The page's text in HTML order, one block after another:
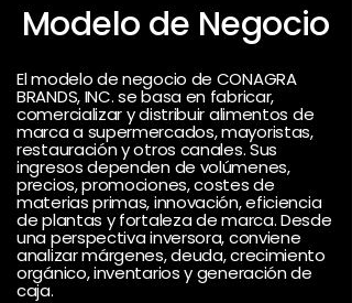
Modelo de Negocio
El modelo de negocio de CONAGRA
BRANDS, INC. se basa en fabricar,
comercializar y distribuir alimentos de
marca a supermercados, mayoristas,
restauración y otros canales. Sus
ingresos dependen de volúmenes,
precios, promociones, costes de
materias primas, innovación, eficiencia
de plantas y fortaleza de marca. Desde
una perspectiva inversora, conviene
analizar márgenes, deuda, crecimiento
orgánico, inventarios y generación de
caja.